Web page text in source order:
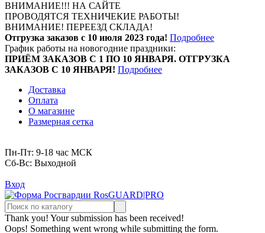
ВНИМАНИЕ!!! НА САЙТЕ
ПРОВОДЯТСЯ ТЕХНИЧЕКИЕ РАБОТЫ!
ВНИМАНИЕ! ПЕРЕЕЗД СКЛАДА!
Отгрузка заказов с 10 июля 2023 года! Подробнее
График работы на новогодние праздники:
ПРИЁМ ЗАКАЗОВ С 1 ПО 10 ЯНВАРЯ. ОТГРУЗКА
ЗАКАЗОВ С 10 ЯНВАРЯ! Подробнее
Доставка
Оплата
О магазине
Размерная сетка
Пн-Пт: 9-18 час МСК
Cб-Вс: Выходной
Вход
Thank you! Your submission has been received!
Oops! Something went wrong while submitting the form.